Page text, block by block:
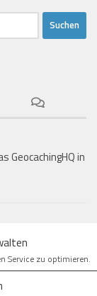
Service zu optimieren.
GeocachingHQ in